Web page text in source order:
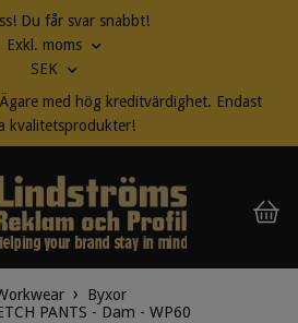
Du får svar snabbt!
Exkl. moms
SEK
med hög kreditvärdighet. Endast
kvalitetsprodukter!
Byxor
PANTS - Dam - WP60